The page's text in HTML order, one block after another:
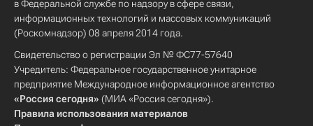
в Федеральной службе по надзору в сфере связи,
информационных технологий и массовых коммуникаций
(Роскомнадзор) 08 апреля 2014 года.
Свидетельство о регистрации Эл № ФС77-57640
Учредитель: Федеральное государственное унитарное
предприятие Международное информационное агентство
«Россия сегодня» (МИА «Россия сегодня»).
Правила использования материалов